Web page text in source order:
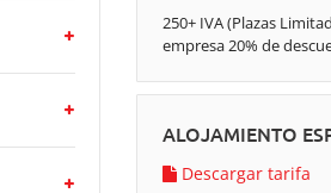
250+ IVA (Plazas
empresa 20% de
ALOJAMIENTO
Descargar tarifa